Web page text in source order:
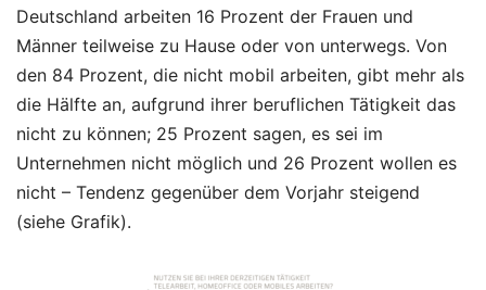
Deutschland arbeiten 16 Prozent der Frauen und
Männer teilweise zu Hause oder von unterwegs. Von
den 84 Prozent, die nicht mobil arbeiten, gibt mehr als
die Hälfte an, aufgrund ihrer beruflichen Tätigkeit das
nicht zu können; 25 Prozent sagen, es sei im
Unternehmen nicht möglich und 26 Prozent wollen es
nicht – Tendenz gegenüber dem Vorjahr steigend
(siehe Grafik).